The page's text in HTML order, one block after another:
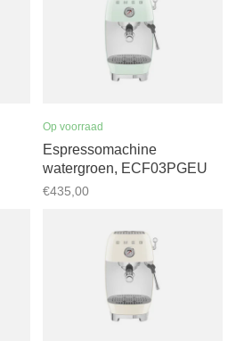
Op voorraad
Espressomachine
watergroen, ECF03PGEU
€435,00